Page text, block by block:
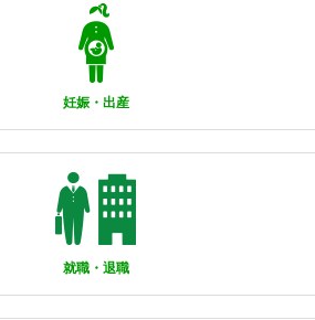
妊娠・出産
就職・退職